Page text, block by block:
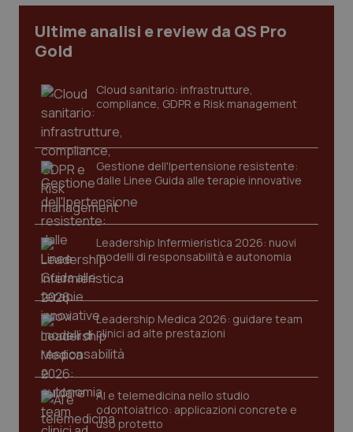
Ulcera & Reflusso
Vaccini
Ultime analisi e review da QS Pro
Gold
Cloud sanitario: infrastrutture,
compliance, GDPR e Risk management
Gestione dell'Ipertensione resistente:
dalle Linee Guida alle terapie innovative
Leadership Infermieristica 2026: nuovi
modelli di responsabilità e autonomia
Leadership Medica 2026: guidare team
clinici ad alte prestazioni
AI e telemedicina nello studio
odontoiatrico: applicazioni concrete e
uso protetto
Necessari Statistici Marketing
I cookie necessari contribuiscono a rendere fruibile il
protette del sito. Il sito web non è in grado di
funzionare correttamente senza questi cookie.
Nome
VISITOR_PRIVACY_METADATA
YouTube
.youtube.com
CookieScriptConsent
CookieScript
www.quotidianosanita.it